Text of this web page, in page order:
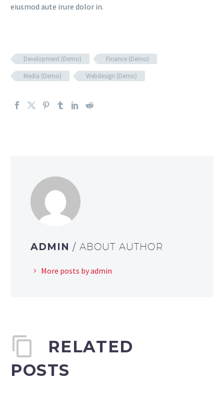
eiusmod aute irure dolor in.
Development (Demo)
Finance (Demo)
Media (Demo)
Webdesign (Demo)
ADMIN / ABOUT AUTHOR
More posts by admin
RELATED
POSTS